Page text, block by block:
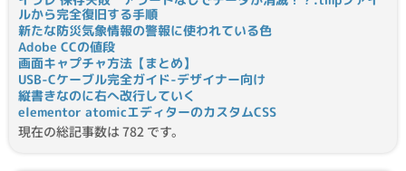
ルから完全復旧する手順
新たな防災気象情報の警報に使われている色
Adobe CCの値段
画面キャプチャ方法【まとめ】
USB-Cケーブル完全ガイド-デザイナー向け
縦書きなのに右へ改行していく
elementor atomicエディターのカスタムCSS
現在の総記事数は 782 です。